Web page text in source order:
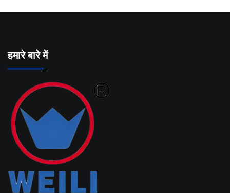
हमारे बारे में